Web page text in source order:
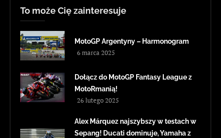
To może Cię zainteresuje
MotoGP Argentyny – Harmonogram
6 marca 2025
Dołącz do MotoGP Fantasy League z
MotoRmanią!
26 lutego 2025
Alex Márquez najszybszy w testach w
Sepang! Ducati dominuje, Yamaha z